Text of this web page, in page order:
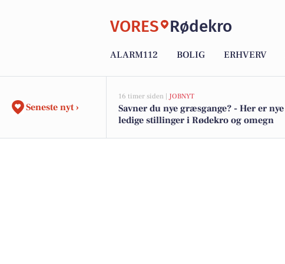
VORES Rødekro
ALARM112 BOLIG ERHVERV
Seneste nyt ›
16 timer siden | JOBNYT
Savner du nye græsgange? - Her er nye
ledige stillinger i Rødekro og omegn